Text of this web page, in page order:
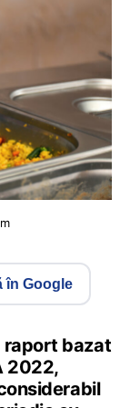
în Google
raport bazat
2022,